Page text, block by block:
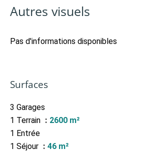
Autres visuels
Pas d'informations disponibles
Surfaces
3 Garages
1 Terrain
2600 m²
1 Entrée
1 Séjour
46 m²